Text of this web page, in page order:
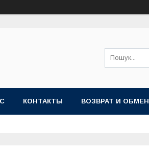
КОНТАКТЫ ВОЗВРАТ И ОБМЕН